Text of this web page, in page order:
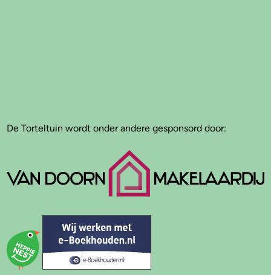
De Torteltuin wordt onder andere gesponsord door: